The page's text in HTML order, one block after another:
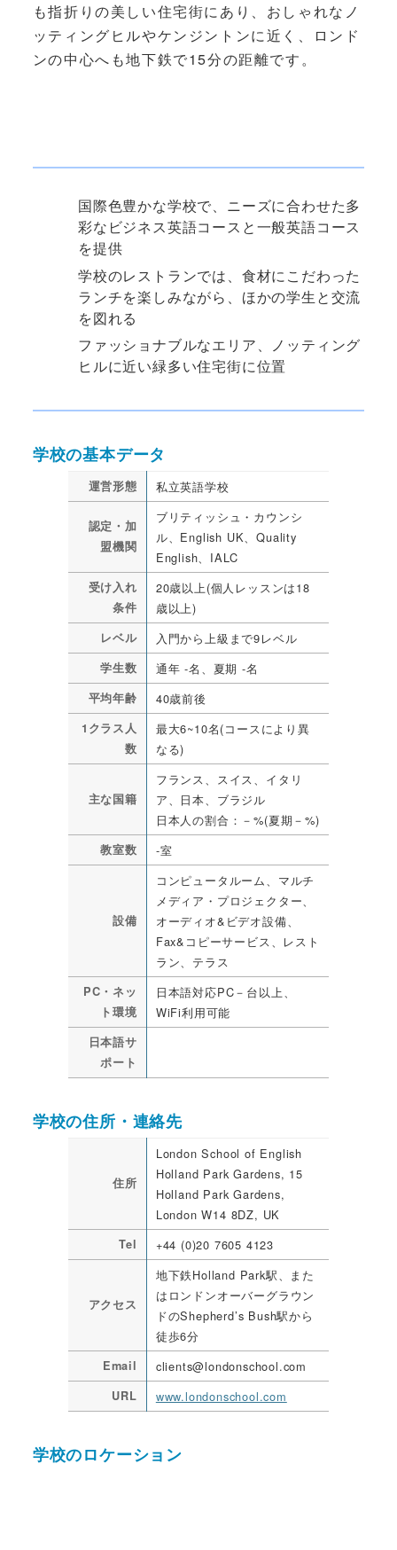
も指折りの美しい住宅街にあり、おしゃれなノ
ッティングヒルやケンジントンに近く、ロンド
ンの中心へも地下鉄で15分の距離です。
国際色豊かな学校で、ニーズに合わせた多
彩なビジネス英語コースと一般英語コース
を提供
学校のレストランでは、食材にこだわった
ランチを楽しみながら、ほかの学生と交流
を図れる
ファッショナブルなエリア、ノッティング
ヒルに近い緑多い住宅街に位置
学校の基本データ
運営形態 私立英語学校
認定・加
盟機関
ブリティッシュ・カウンシ
ル、English UK、Quality
English、IALC
受け入れ
条件
20歳以上(個人レッスンは18
歳以上)
レベル 入門から上級まで9レベル
学生数 通年 -名、夏期 -名
平均年齢 40歳前後
1クラス人
数
最大6~10名(コースにより異
なる)
主な国籍
フランス、スイス、イタリ
ア、日本、ブラジル
日本人の割合：－%(夏期－%)
教室数 -室
設備
コンピュータルーム、マルチ
メディア・プロジェクター、
オーディオ&ビデオ設備、
Fax&コピーサービス、レスト
ラン、テラス
PC・ネッ
ト環境
日本語対応PC－台以上、
WiFi利用可能
日本語サ
ポート
学校の住所・連絡先
住所
London School of English
Holland Park Gardens, 15
Holland Park Gardens,
London W14 8DZ, UK
Tel +44 (0)20 7605 4123
アクセス
地下鉄Holland Park駅、また
はロンドンオーバーグラウン
ドのShepherd’s Bush駅から
徒歩6分
Email clients@londonschool.com
URL www.londonschool.com
学校のロケーション